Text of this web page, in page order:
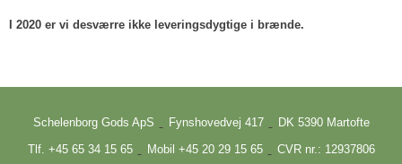
I 2020 er vi desværre ikke leveringsdygtige i brænde.
Schelenborg Gods ApS Fynshovedvej 417
DK 5390 Martofte
Tlf. +45 65 34 15 65
Mobil +45 20 29 15 65
CVR nr.: 12937806